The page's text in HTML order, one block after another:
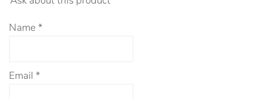
Name *
Email *